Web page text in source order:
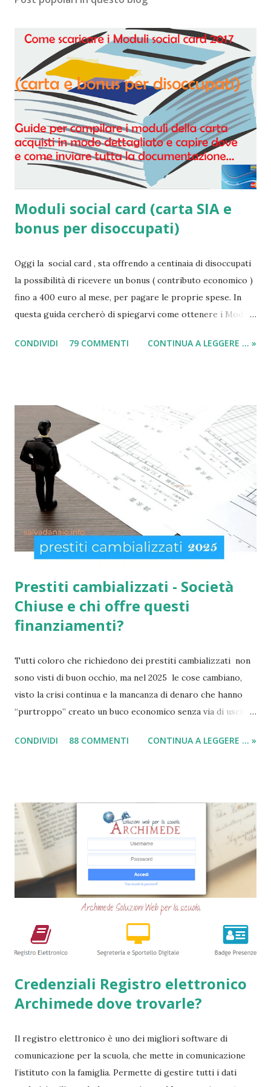
Moduli social card (carta SIA e
bonus per disoccupati)
Oggi la social card , sta offrendo a centinaia di disoccupati
la possibilità di ricevere un bonus ( contributo economico )
fino a 400 euro al mese, per pagare le proprie spese. In
questa guida cercherò di spiegarvi come ottenere i Moduli
(per il sussidio di 400 euro al mese per nucleo familiare),
con più di 65 anni d'età e minori fino a 3 anni di età. Infatti
come indicato per quest’ultimi è necessario fare domanda
per la social card acquisti straordinaria ). Per chi non lo
sapesse, tutto è gestito e determinato in base alle norme
imposte con la nuova legge di aiuto e sostegno per le
famiglie italiane. Ricordo che le domande potranno essere
presentate da tutti i cittadini italiani, cittadini comunitari e
anche extracom...
CONDIVIDI 79 COMMENTI CONTINUA A LEGGERE ... »
Prestiti cambializzati - Società
Chiuse e chi offre questi
finanziamenti?
Tutti coloro che richiedono dei prestiti cambializzati non
sono visti di buon occhio, ma nel 2025 le cose cambiano,
visto la crisi continua e la mancanza di denaro che hanno
“purtroppo” creato un buco economico senza via di uscita
ancora da varie compagnie in Italia. Nella seguente guida,
altrettante hanno deciso di non concedere più queste
tipologie di prestiti a cambiali. Comunque sia, ancora oggi
esiste qualche possibilità, (fortunatamente per molti
cittadini) di accedere a questi prodotti. Ecco perchè
abbiamo deciso di creare questa guida dettagliata. Nel
frattempo, se volete potete anche consultare le seguenti
guide => Come accedere a prestiti dopo essere stati
segnalati al Crif - Prest...
CONDIVIDI 88 COMMENTI CONTINUA A LEGGERE ... »
Credenziali Registro elettronico
Archimede dove trovarle?
Il registro elettronico è uno dei migliori software di
comunicazione per la scuola, che mette in comunicazione
l’istituto con la famiglia. Permette di gestire tutti i dati